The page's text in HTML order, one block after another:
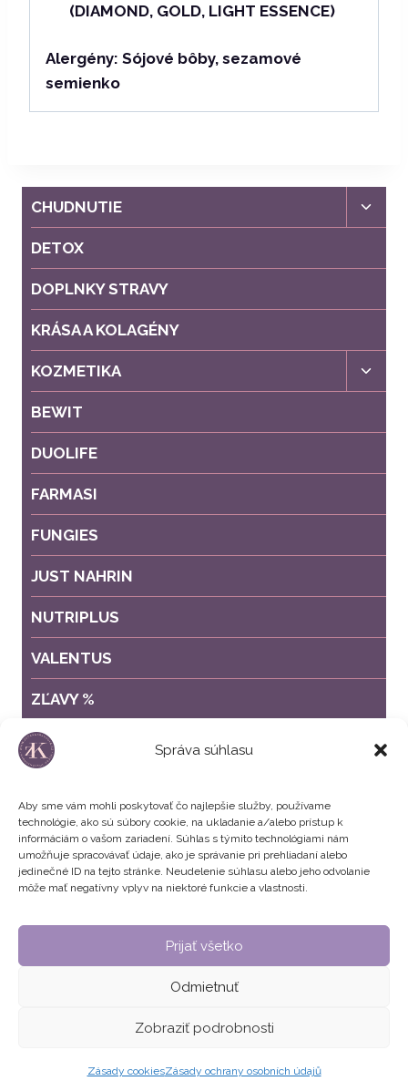
Správa súhlasu
Aby sme vám mohli poskytovať čo najlepšie služby, používame
technológie, ako sú súbory cookie, na ukladanie a/alebo prístup k
informáciám o vašom zariadení. Súhlas s týmito technológiami nám
umožňuje spracovávať údaje, ako je správanie pri prehliadaní alebo
jedinečné ID na tejto stránke. Neudelenie súhlasu alebo jeho odvolanie
môže mať negatívny vplyv na niektoré funkcie a vlastnosti.
Prijať všetko
Odmietnuť
Zobraziť podrobnosti
Zásady cookiesZásady ochrany osobních údajů
(DIAMOND, GOLD, LIGHT ESSENCE)
Alergény: Sójové bôby, sezamové
semienko
CHUDNUTIE
child
DETOX
DOPLNKY STRAVY
KRÁSA A KOLAGÉNY
KOZMETIKA
child
BEWIT
DUOLIFE
FARMASI
FUNGIES
JUST NAHRIN
NUTRIPLUS
VALENTUS
ZĽAVY %
ZVÝHODNENÉ BALÍČKY
Zásady používania súborov cookie